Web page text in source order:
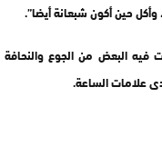
حين أكون شبعانة أيضا”.
البعض من الجوع والنحافة
علامات الساعة.